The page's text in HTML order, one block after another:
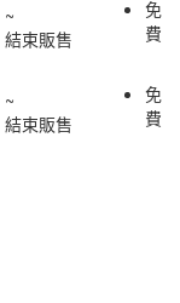
~
結束販售
免
費
~
結束販售
免
費